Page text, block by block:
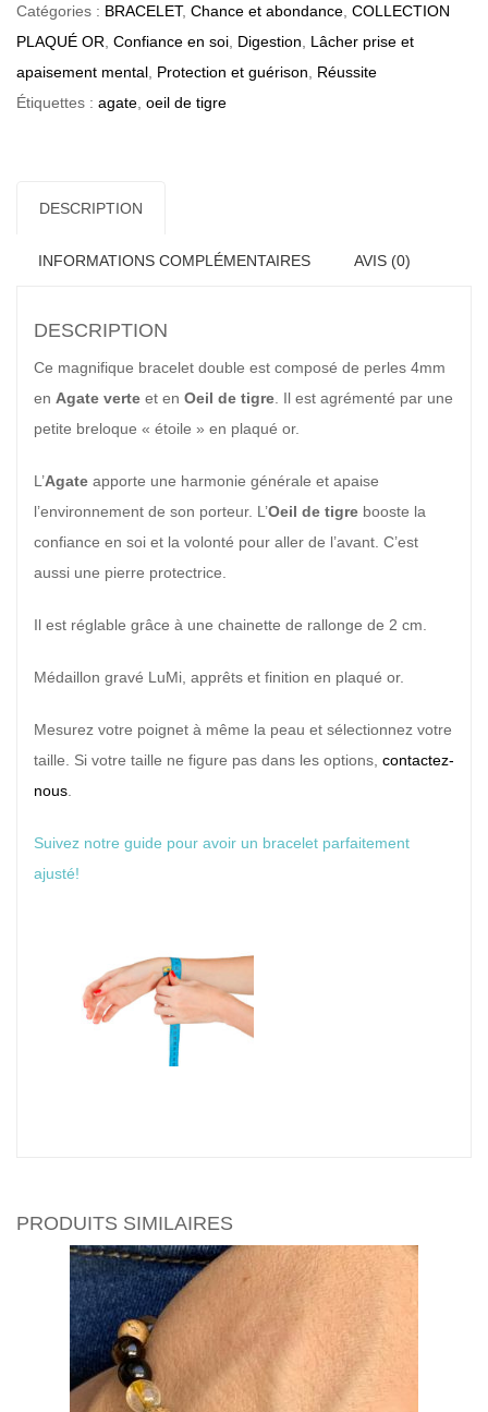
Catégories : BRACELET, Chance et abondance COLLECTION
PLAQUÉ OR Confiance en soi Digestion
Lâcher prise et
apaisement mental Protection et guérison
Réussite
Étiquettes : agate oeil de tigre
DESCRIPTION
INFORMATIONS COMPLÉMENTAIRES AVIS (0)
DESCRIPTION
Ce magnifique bracelet double est composé de perles 4mm
en Agate verte et en Oeil de tigre . Il est agrémenté par une
petite breloque « étoile » en plaqué or.
L’Agate apporte une harmonie générale et apaise
l’environnement de son porteur. L’Oeil de tigre booste la
confiance en soi et la volonté pour aller de l’avant. C’est
aussi une pierre protectrice.
Il est réglable grâce à une chainette de rallonge de 2 cm.
Médaillon gravé LuMi, apprêts et finition en plaqué or.
Mesurez votre poignet à même la peau et sélectionnez votre
taille. Si votre taille ne figure pas dans les options, contactez-
nous
Suivez notre guide pour avoir un bracelet parfaitement
ajusté!
PRODUITS SIMILAIRES